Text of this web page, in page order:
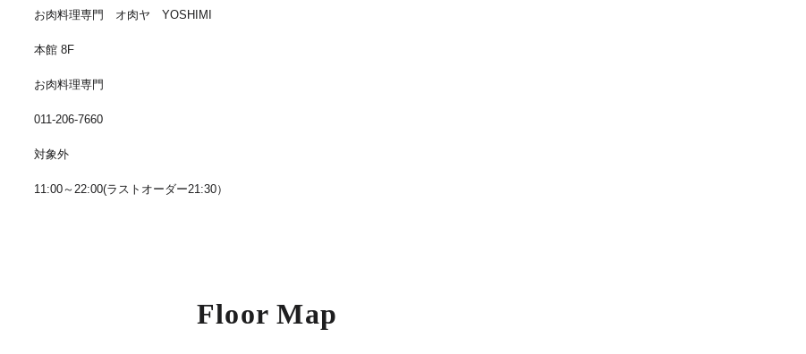
お肉料理専門 オ肉ヤ YOSHIMI
本館 8F
お肉料理専門
011-206-7660
対象外
11:00～22:00(ラストオーダー21:30）
Floor Map